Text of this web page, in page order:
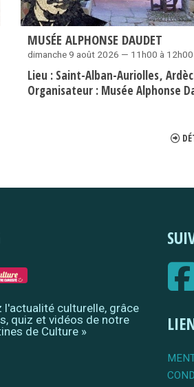
MUSÉE ALPHONSE DAUDET
dimanche 9 août 2026 — 11h00 à 12h00
Lieu : Saint-Alban-Auriolles
Organisateur : Musée Alphonse
l'actualité culturelle, grâce
quiz et vidéos de notre
de Culture »